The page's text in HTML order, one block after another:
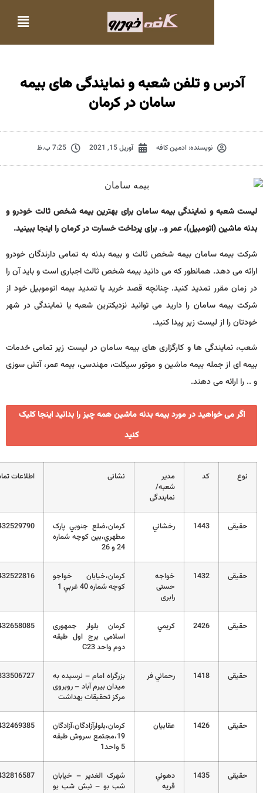
و تلفن شعبه و نمایندگی های بیمه
سامان در کرمان
نویسنده:ادمین کافه آوریل 15, 2021 7:25 ب.ظ
و نمایندگی بیمه سامان برای بهترین بیمه شخص ثالت خودرو و
(اتومبیل)، عمر و.. برای پرداخت خسارت در کرمان را اینجا ببینید.
سامان بیمه شخص ثالث و بیمه بدنه به تمامی دارندگان خودرو
می دهد. همانطور که می دانید بیمه شخص ثالث اجباری است و باید آن را
مقرر تمدید کنید. چنانچه قصد خرید یا تمدید بیمه اتوموبیل خود از
سامان را دارید می توانید نزدیکترین شعبه یا نمایندگی در شهر
را از لیست زیر پیدا کنید.
ها و کارگزاری های بیمه سامان در لیست زیر تمامی خدمات
از جمله بیمه ماشین و موتور سیکلت، مهندسی، بیمه عمر، آتش سوزی
می دهند.
می خواهید در مورد بیمه بدنه ماشین همه چیز را بدانید اینجا کلیک
نمایندگی
اطلاعات تماس
1443 رخشاني
کرمان،ضلع جنوبي پارک
مطهري،بين کوچه شماره
03432529790
1432
خواجه
کرمان،خيابان خواجو
کوچه شماره 40 غربي 1
03432522816
2426 كريمي
کرمان بلوار جمهوری
اسلامی برج اول طبقه
دوم واحد C23
03432658085
1418 رحماني فر
بزرگراه امام – نرسیده به
میدان بیرم آباد – روبروی
مرکز تحقیقات بهداشت
034333506727
1426 عقابيان
کرمان،بلوارآزادگان،آزادگان
19،مجتمع سروش طبقه
03432469385
1435
دهوئي
شهرک الغدیر – خیابان
شب بو – نبش شب بو
03432816587